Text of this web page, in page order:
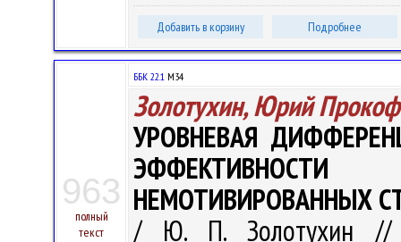
Добавить в корзину Подробнее
963
полный
текст
ББК 22.1 М34
Золотухин, Юрий
УРОВНЕВАЯ
ЭФФЕКТИВНОСТИ
НЕМОТИВИРОВАННЫХ
/ Ю. П. Золотухин //